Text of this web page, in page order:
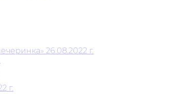
26.08.2022 г.
г.